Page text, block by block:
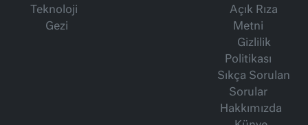
Teknoloji
Gezi
Açık Rıza
Metni
Gizlilik
Politikası
Sıkça Sorulan
Sorular
Hakkımızda